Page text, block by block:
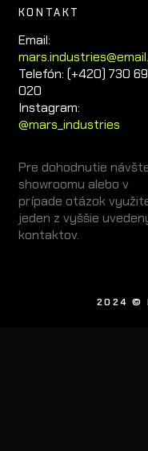
KONTAKT
Email:
Telefón: (+420) 730
020
Instagram:
@mars_industries
Pre dohodnutie
showroomu alebo v
prípade otázok
jeden z vyššie
kontaktov.
2024 ©